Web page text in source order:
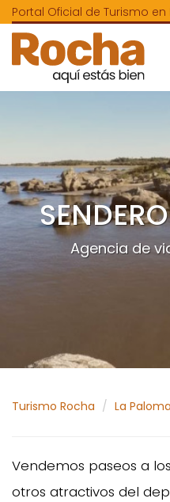
Portal Oficial de Turismo en
Agencia de
Turismo Rocha La Paloma
Vendemos paseos a
otros atractivos del